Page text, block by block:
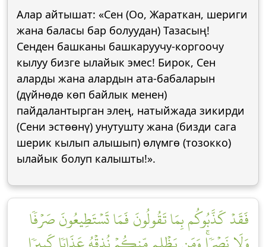
Алар айтышат: «Сен (Оо, Жараткан, шериги
жана баласы бар болуудан) Тазасың!
Сенден башканы башкаруучу-коргоочу
кылуу бизге ылайык эмес! Бирок, Сен
аларды жана алардын ата-бабаларын
(дүйнөдө көп байлык менен)
пайдалантырган элең, натыйжада зикирди
(Сени эстөөнү) унутушту жана (бизди сага
шерик кылып алышып) өлүмгө (тозокко)
ылайык болуп калышты!».
فَقَدۡ كَذَّبُوكُم بِمَا تَقُولُونَ فَمَا تَسۡتَطِيعُونَ صَرۡفٗا